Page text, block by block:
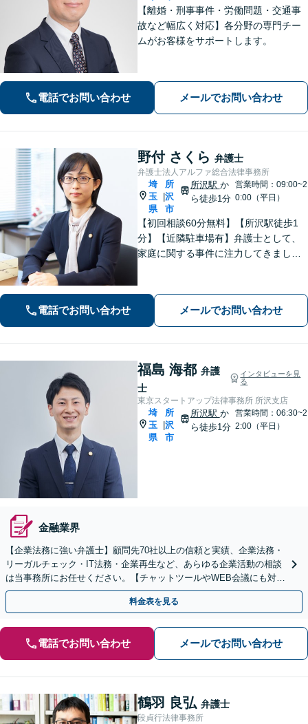
【離婚・刑事事件・労働問題・交通事
故など幅広く対応】各分野の専門チー
ムがお客様をサポートします。
電話でお問い合わせ メールでお問い合わせ
野付 さくら 弁護士
弁護士法人アルファ総合法律事務所
埼
玉
県
所
沢
市
所沢駅 か
ら徒歩1分
営業時間：09:00~2
0:00（平日）
【初回相談60分無料】【所沢駅徒歩1
分】【近隣駐車場有】弁護士として、
家庭に関する事件に注力してきまし
イバシー配慮】【当日・夜間（18時ま
で）の相談可】
電話でお問い合わせ メールでお問い合わせ
福島 海都 弁護
士
インタビューを見
る
東京スタートアップ法律事務所 所沢支店
埼
玉
県
所
沢
市
所沢駅 か
ら徒歩1分
営業時間：06:30~2
2:00（平日）
金融業界
【企業法務に強い弁護士】顧問先70社以上の信頼と実績、企業法務・
リーガルチェック・IT法務・企業再生など、あらゆる企業活動の相談
は当事務所にお任せください。【チャットツールやWEB会議にも対
応】
料金表を見る
電話でお問い合わせ メールでお問い合わせ
鶴羽 良弘 弁護士
段貞行法律事務所